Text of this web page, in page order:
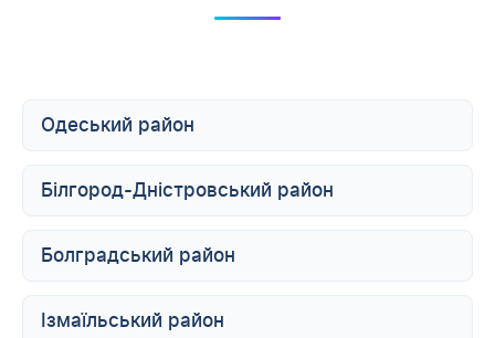
Одеський район
Білгород-Дністровський район
Болградський район
Ізмаїльський район